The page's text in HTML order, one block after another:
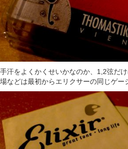
手汗をよくかくせいかなのか、1,2弦だ
場などは最初からエリクサーの同じゲー